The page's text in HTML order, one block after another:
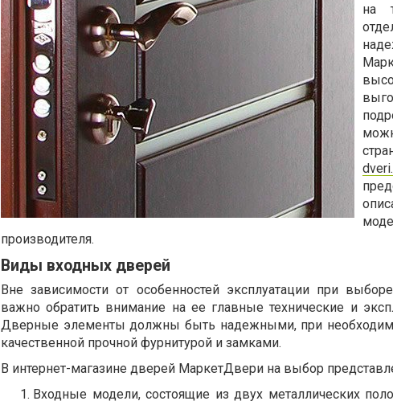
на
производителя.
Виды входных дверей
Вне зависимости от особенностей эксплуатации при
важно обратить внимание на ее главные технические и
Дверные элементы должны быть надежными, при
качественной прочной фурнитурой и замками.
В интернет-магазине дверей МаркетДвери на выбор
Входные модели, состоящие из двух металлических